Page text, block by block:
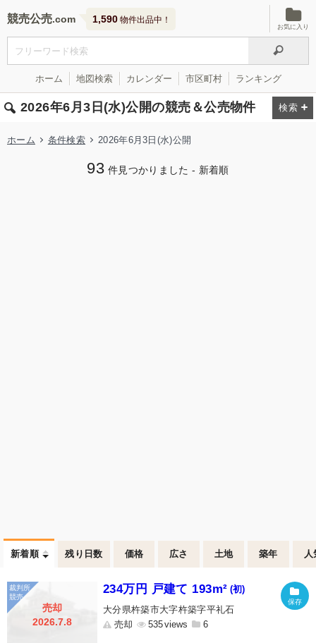
競売公売 1,590 物件出品中！
お気に入り
ホーム 地図検索 カレンダー 市区町村 ランキング
2026年6月3日(水)公開の競売＆公売物件
ホーム 条件検索 2026年6月3日(水)公開
93 件見つかりました - 新着順
新着順 残り日数 価格 広さ 土地 築年 人
売却
2026.7.8
234万円 戸建て 193m² (初)
大分県杵築市大字杵築字平礼石
売却
535 6